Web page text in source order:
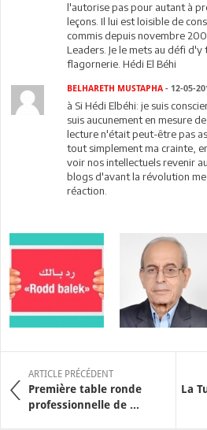
l'autorise pas pour autant à
leçons. Il lui est loisible de
commis depuis novembre
Leaders. Je le mets au défi
flagornerie. Hédi El Béhi
BELHARETH MUSTAPHA - 12-05-
à Si Hédi Elbéhi: je suis
suis aucunement en mesure
lecture n'était peut-être pas
tout simplement ma crainte,
voir nos intellectuels revenir
blogs d'avant la révolution
réaction.
ARTICLE PRÉCÉDENT
Première table ronde
professionnelle de ...
La